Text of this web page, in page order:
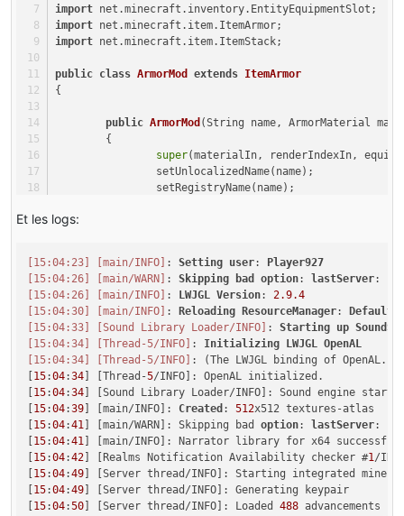
import net.minecraft.inventory.EntityEquipmentSlot;
import net.minecraft.item.ItemArmor;
import net.minecraft.item.ItemStack;
public class ArmorMod extends ItemArmor
{
public ArmorMod (String name, ArmorMaterial
	{
super(materialIn, renderIndexIn,
		setUnlocalizedName(name);
		setRegistryName(name);
if(slot == 2)
        {
return References.MODID + ":"
        }
else
        {
return References.MODID + ":" +
        }
    }
}
Et les logs:
[15:04:23] [main/INFO] : Setting user: Player927
[15:04:26]
[main/WARN] : Skipping bad option: lastServer
[15:04:26]
[main/INFO] : LWJGL Version: 2.9.4
[15:04:30]
[main/INFO] : Reloading ResourceManager: Default
[15:04:33]
[Sound Library Loader/INFO] : Starting up
[15:04:34]
[Thread-5/INFO] : Initializing LWJGL
OpenAL
[15:04:34]
[Thread-5/INFO] : (The LWJGL binding of
[15:04:34] [Thread-5/INFO]: OpenAL initialized.
[15:04:34] [Sound Library Loader/INFO]: Sound engine
[15:04:39] [main/INFO]: Created : 512x512 textures-atlas
[15:04:41 ] [main/WARN]: Skipping bad option: lastServer:
[15:04:41 ] [main/INFO]: Narrator library for x64
[15:04:42] [Realms Notification Availability checker #1 /
[15:04:49] [Server thread/INFO]: Starting integrated
[15:04:49] [Server thread/INFO]: Generating keypair
[15:04:50] [Server thread/INFO]: Loaded 488 advancements